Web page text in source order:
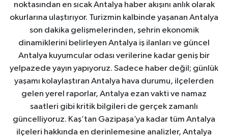
noktasından en sıcak Antalya haber akışını anlık olarak
okurlarına ulaştırıyor. Turizmin kalbinde yaşanan Antalya
son dakika gelişmelerinden, şehrin ekonomik
dinamiklerini belirleyen Antalya iş ilanları ve güncel
Antalya kuyumcular odası verilerine kadar geniş bir
yelpazede yayın yapıyoruz. Sadece haber değil; günlük
yaşamı kolaylaştıran Antalya hava durumu, ilçelerden
gelen yerel raporlar, Antalya ezan vakti ve namaz
saatleri gibi kritik bilgileri de gerçek zamanlı
güncelliyoruz. Kaş’tan Gazipaşa’ya kadar tüm Antalya
ilçeleri hakkında en derinlemesine analizler, Antalya